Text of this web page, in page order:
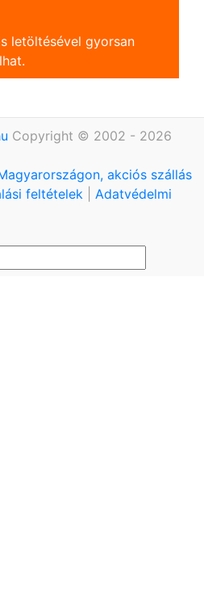
letöltésével gyorsan
Copyright © 2002 - 2026
akciós szállás
feltételek
Adatvédelmi